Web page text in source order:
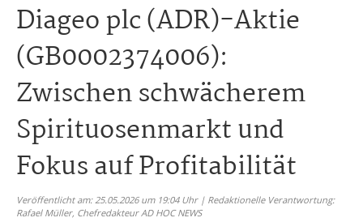
Diageo plc (ADR)-Aktie
(GB0002374006):
Zwischen schwächerem
Spirituosenmarkt und
Fokus auf Profitabilität
Veröffentlicht am: 25.05.2026 um 19:04 Uhr | Redaktionelle Verantwortung:
Rafael Müller, Chefredakteur AD HOC NEWS